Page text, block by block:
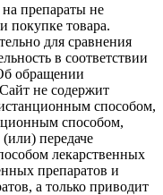
препараты не
покупке товара.
для сравнения
в соответствии
обращении
не содержит
способом,
способом,
передаче
лекарственных
препаратов и
а только приводит